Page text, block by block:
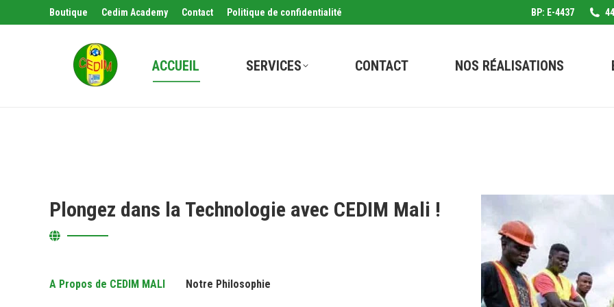
Boutique Cedim Academy Contact Politique de confidentialité BP: E-4437
ACCUEIL SERVICES CONTACT NOS RÉALISATIONS
Plongez dans la Technologie avec CEDIM Mali !
A Propos de CEDIM MALI Notre Philosophie